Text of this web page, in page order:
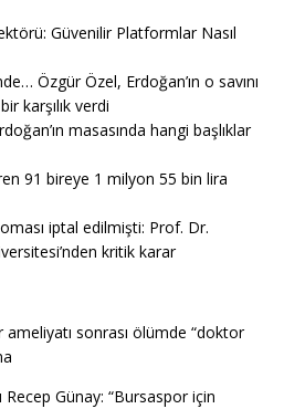
Güvenilir Platformlar Nasıl
Özgür Özel, Erdoğan’ın o savını
karşılık verdi
masasında hangi başlıklar
91 bireye 1 milyon 55 bin lira
iptal edilmişti: Prof. Dr.
kritik karar
ameliyatı sonrası ölümde “doktor
Günay: “Bursaspor için